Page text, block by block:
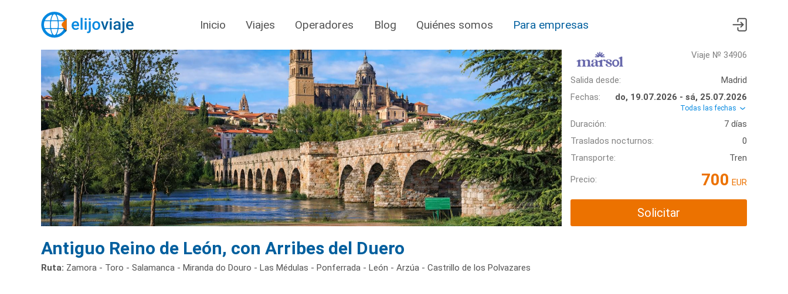
Inicio Viajes Operadores Blog Quiénes somos Para empresas
Viaje № 34906
Salida desde:
Madrid
Fechas:
do, 19.07.2026 - sá, 25.07.2026
Todas las fechas
Duración:
7 días
Traslados nocturnos:
0
Transporte:
Tren
Precio: 700 EUR
Solicitar
Antiguo Reino de León, con Arribes del Duero
Ruta: Zamora - Toro - Salamanca - Miranda do Douro - Las Médulas - Ponferrada - León - Arzúa - Castrillo de los Polvazares